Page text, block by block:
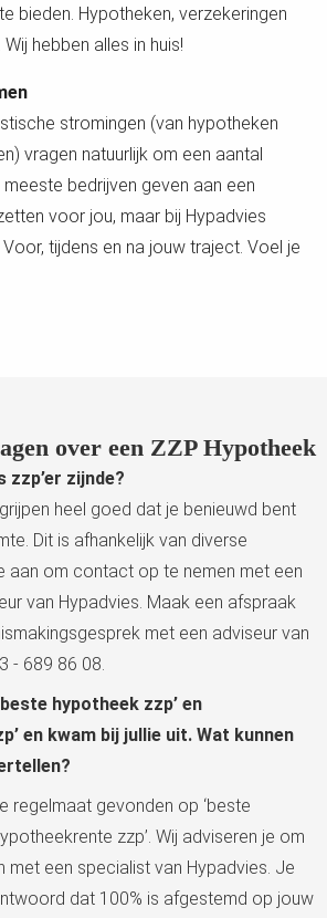
bieden. Hypotheken, verzekeringen
hebben alles in huis!
stromingen (van hypotheken
vragen natuurlijk om een aantal
bedrijven geven aan een
voor jou, maar bij Hypadvies
tijdens en na jouw traject. Voel je
over een ZZP Hypotheek
zzp’er zijnde?
heel goed dat je benieuwd bent
Dit is afhankelijk van diverse
aan om contact op te nemen met een
van Hypadvies. Maak een afspraak
met een adviseur van
- 689 86 08.
hypotheek zzp’ en
en kwam bij jullie uit. Wat kunnen
regelmaat gevonden op ‘beste
zzp’. Wij adviseren je om
een specialist van Hypadvies. Je
dat 100% is afgestemd op jouw